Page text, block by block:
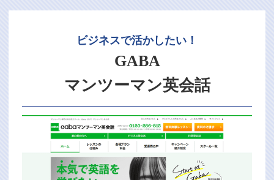
ビジネスで活かしたい！
GABA
マンツーマン英会話